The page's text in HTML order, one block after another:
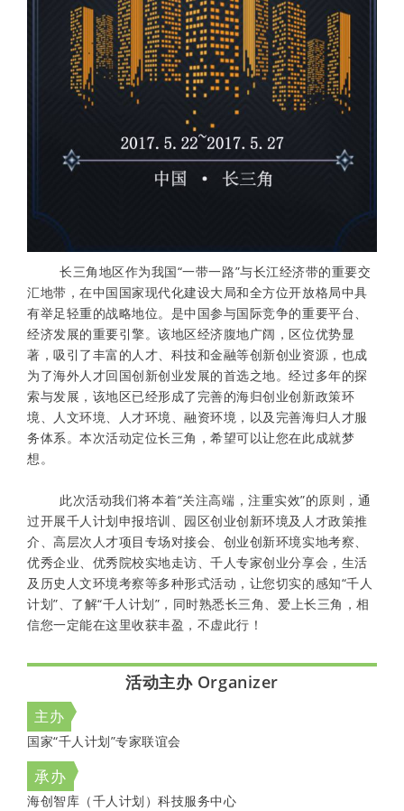
长三角地区作为我国“一带一路”与长江经济带的重要交
汇地带，在中国国家现代化建设大局和全方位开放格局中具
有举足轻重的战略地位。是中国参与国际竞争的重要平台、
经济发展的重要引擎。该地区经济腹地广阔，区位优势显
著，吸引了丰富的人才、科技和金融等创新创业资源，也成
为了海外人才回国创新创业发展的首选之地。经过多年的探
索与发展，该地区已经形成了完善的海归创业创新政策环
境、人文环境、人才环境、融资环境，以及完善海归人才服
务体系。本次活动定位长三角，希望可以让您在此成就梦
想。
此次活动我们将本着“关注高端，注重实效”的原则，通
过开展千人计划申报培训、园区创业创新环境及人才政策推
介、高层次人才项目专场对接会、创业创新环境实地考察、
优秀企业、优秀院校实地走访、千人专家创业分享会，生活
及历史人文环境考察等多种形式活动，让您切实的感知“千人
计划”、了解“千人计划”，同时熟悉长三角、爱上长三角，相
信您一定能在这里收获丰盈，不虚此行！
活动主办 Organizer
主办
国家“千人计划”专家联谊会
承办
海创智库（千人计划）科技服务中心